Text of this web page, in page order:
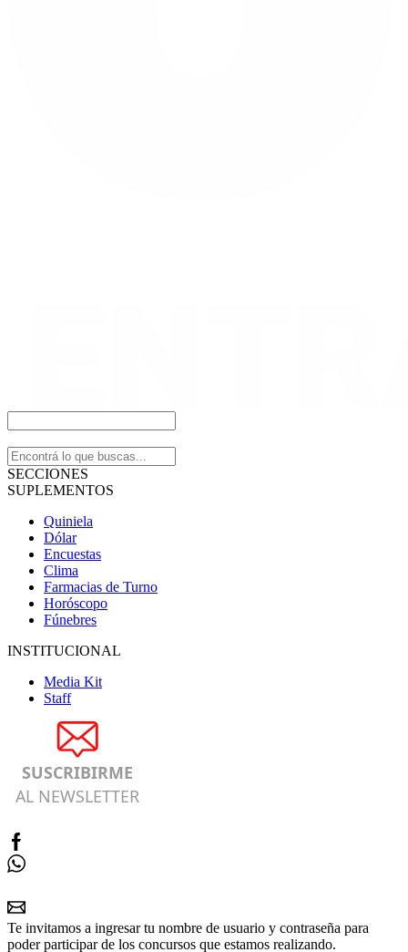
SECCIONES
SUPLEMENTOS
Quiniela
Dólar
Encuestas
Clima
Farmacias de Turno
Horóscopo
Fúnebres
INSTITUCIONAL
Media Kit
Staff
SUSCRIBIRME
AL NEWSLETTER
Te invitamos a ingresar tu nombre de usuario y contraseña para
poder participar de los concursos que estamos realizando.